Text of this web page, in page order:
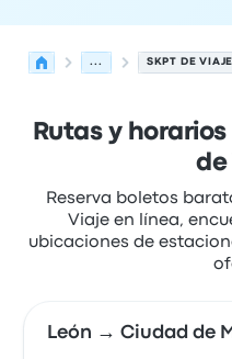
... SKPT DE VIAJE
Rutas y
de
Reserva boletos
Viaje en línea,
ubicaciones de
León → Ciudad de